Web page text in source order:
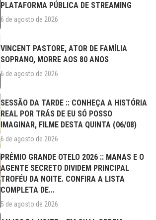
PLATAFORMA PÚBLICA DE STREAMING
6 de agosto de 2026
VINCENT PASTORE, ATOR DE FAMÍLIA
SOPRANO, MORRE AOS 80 ANOS
6 de agosto de 2026
SESSÃO DA TARDE :: CONHEÇA A HISTÓRIA
REAL POR TRÁS DE EU SÓ POSSO
IMAGINAR, FILME DESTA QUINTA (06/08)
6 de agosto de 2026
PRÊMIO GRANDE OTELO 2026 :: MANAS E O
AGENTE SECRETO DIVIDEM PRINCIPAL
TROFÉU DA NOITE. CONFIRA A LISTA
COMPLETA DE...
5 de agosto de 2026